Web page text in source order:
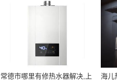
常德市哪里有修热水器解决,上 海儿